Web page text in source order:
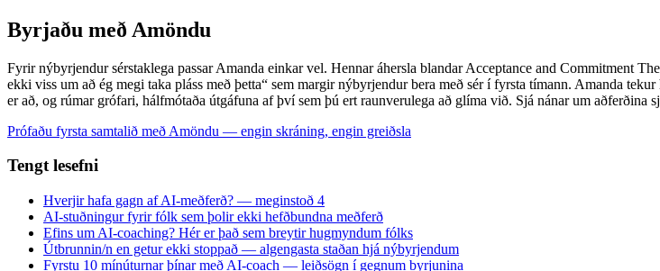
Byrjaðu með Amöndu
Fyrir nýbyrjendur sérstaklega passar Amanda einkar vel. Hennar áhersla blandar Acceptance and
ekki viss um að ég megi taka pláss með þetta“ sem margir nýbyrjendur bera með sér í fyrsta tímann. Amanda
er að, og rúmar grófari, hálfmótaða útgáfuna af því sem þú ert raunverulega að glíma við. Sjá nánar um aðferðina
Prófaðu fyrsta samtalið með Amöndu — engin skráning, engin greiðsla
Tengt lesefni
Hverjir hafa gagn af AI-meðferð? — meginstoð 4
AI-stuðningur fyrir fólk sem þolir ekki hefðbundna meðferð
Efins um AI-coaching? Hér er það sem breytir hugmyndum fólks
Útbrunnin/n en getur ekki stoppað — algengasta staðan hjá nýbyrjendum
Fyrstu 10 mínúturnar þínar með AI-coach — leiðsögn í gegnum byrjunina